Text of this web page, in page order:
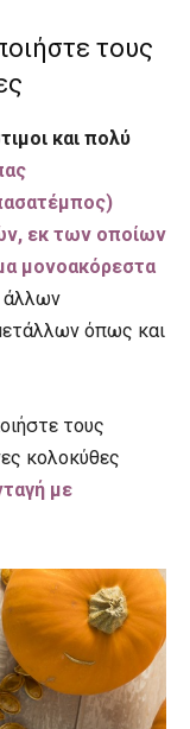
τους
και πολύ
εκ των οποίων
μονοακόρεστα
άλλων
όπως και
τους
κολοκύθες
με